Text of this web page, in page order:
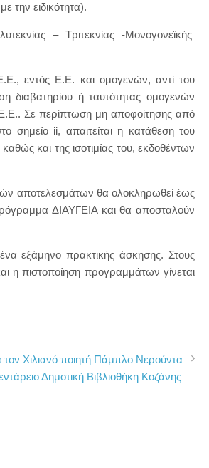
την ειδικότητα).
– Τριτεκνίας -Μονογονεϊκής
εντός Ε.Ε. και ομογενών, αντί του
διαβατηρίου ή ταυτότητας ομογενών
Σε περίπτωση μη αποφοίτησης από
σημείο ii, απαιτείται η κατάθεση του
και της ισοτιμίας του, εκδοθέντων
αποτελεσμάτων θα ολοκληρωθεί έως
ΔΙΑΥΓΕΙΑ και θα αποσταλούν
εξάμηνο πρακτικής άσκησης. Στους
η πιστοποίηση προγραμμάτων γίνεται
τον Χιλιανό ποιητή Πάμπλο Νερούντα
Δημοτική Βιβλιοθήκη Κοζάνης